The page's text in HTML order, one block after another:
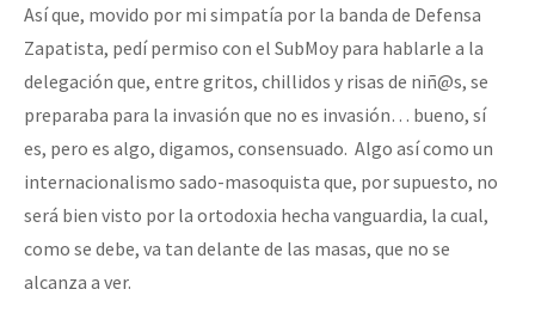
Así que, movido por mi simpatía por la banda de Defensa
Zapatista, pedí permiso con el SubMoy para hablarle a la
delegación que, entre gritos, chillidos y risas de niñ@s, se
preparaba para la invasión que no es invasión… bueno, sí
es, pero es algo, digamos, consensuado. Algo así como un
internacionalismo sado-masoquista que, por supuesto, no
será bien visto por la ortodoxia hecha vanguardia, la cual,
como se debe, va tan delante de las masas, que no se
alcanza a ver.